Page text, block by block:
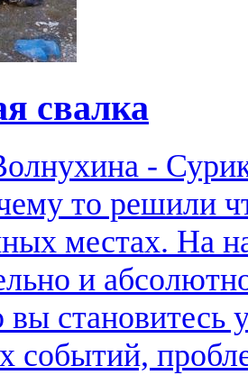
свалка
-
то решили
местах. На
и
становитесь
событий,